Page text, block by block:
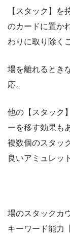
【スタック】
のカードに置か
わりに取り除く
場を離れるとき
応。
他の【スタック
ーを移す効果も
複数個のスタッ
良いアミュレッ
場のスタックカ
キーワード能力